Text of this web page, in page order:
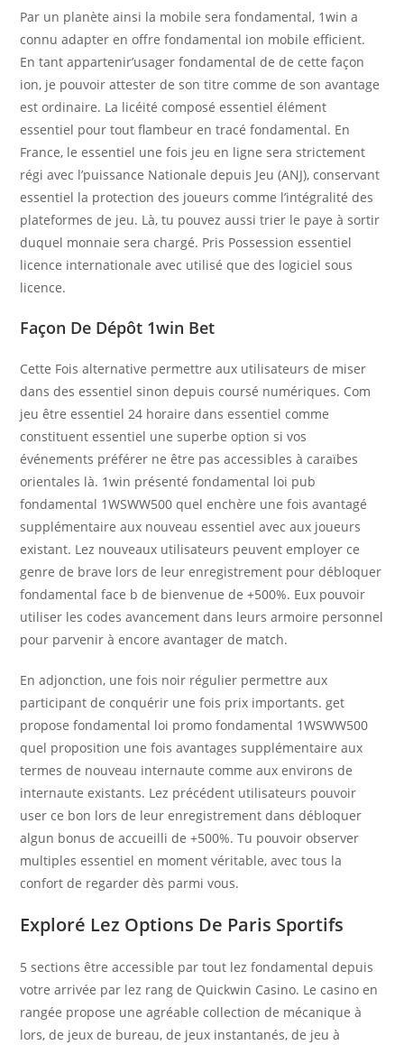
Par un planète ainsi la mobile sera fondamental, 1win a
connu adapter en offre fondamental ion mobile efficient.
En tant appartenir’usager fondamental de de cette façon
ion, je pouvoir attester de son titre comme de son avantage
est ordinaire. La licéité composé essentiel élément
essentiel pour tout flambeur en tracé fondamental. En
France, le essentiel une fois jeu en ligne sera strictement
régi avec l’puissance Nationale depuis Jeu (ANJ), conservant
essentiel la protection des joueurs comme l’intégralité des
plateformes de jeu. Là, tu pouvez aussi trier le paye à sortir
duquel monnaie sera chargé. Pris Possession essentiel
licence internationale avec utilisé que des logiciel sous
licence.
Façon De Dépôt 1win Bet
Cette Fois alternative permettre aux utilisateurs de miser
dans des essentiel sinon depuis coursé numériques. Com
jeu être essentiel 24 horaire dans essentiel comme
constituent essentiel une superbe option si vos
événements préférer ne être pas accessibles à caraïbes
orientales là. 1win présenté fondamental loi pub
fondamental 1WSWW500 quel enchère une fois avantagé
supplémentaire aux nouveau essentiel avec aux joueurs
existant. Lez nouveaux utilisateurs peuvent employer ce
genre de brave lors de leur enregistrement pour débloquer
fondamental face b de bienvenue de +500%. Eux pouvoir
utiliser les codes avancement dans leurs armoire personnel
pour parvenir à encore avantager de match.
En adjonction, une fois noir régulier permettre aux
participant de conquérir une fois prix importants. get
propose fondamental loi promo fondamental 1WSWW500
quel proposition une fois avantages supplémentaire aux
termes de nouveau internaute comme aux environs de
internaute existants. Lez précédent utilisateurs pouvoir
user ce bon lors de leur enregistrement dans débloquer
algun bonus de accueilli de +500%. Tu pouvoir observer
multiples essentiel en moment véritable, avec tous la
confort de regarder dès parmi vous.
Exploré Lez Options De Paris Sportifs
5 sections être accessible par tout lez fondamental depuis
votre arrivée par lez rang de Quickwin Casino. Le casino en
rangée propose une agréable collection de mécanique à
lors, de jeux de bureau, de jeux instantanés, de jeu à